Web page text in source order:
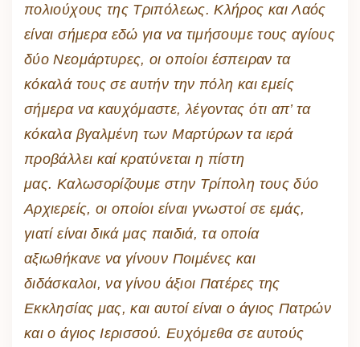
πολιούχους της Τριπόλεως. Κλήρος και Λαός
είναι σήμερα εδώ για να τιμήσουμε τους αγίους
δύο Νεομάρτυρες, οι οποίοι έσπειραν τα
κόκαλά τους σε αυτήν την πόλη και εμείς
σήμερα να καυχόμαστε, λέγοντας ότι απ’ τα
κόκαλα βγαλμένη των Μαρτύρων τα ιερά
προβάλλει καί κρατύνεται η πίστη
μας. Καλωσορίζουμε στην Τρίπολη τους δύο
Αρχιερείς, οι οποίοι είναι γνωστοί σε εμάς,
γιατί είναι δικά μας παιδιά, τα οποία
αξιωθήκανε να γίνουν Ποιμένες και
διδάσκαλοι, να γίνου άξιοι Πατέρες της
Εκκλησίας μας, και αυτοί είναι ο άγιος Πατρών
και ο άγιος Ιερισσού. Ευχόμεθα σε αυτούς